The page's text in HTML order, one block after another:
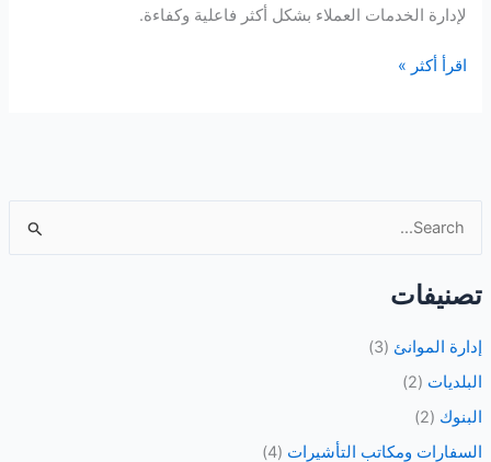
ح
ث
ع
ن
تصنيفات
إدارة الموانئ (3)
البلديات (2)
البنوك (2)
السفارات ومكاتب التأشيرات (4)
لإدارة الخدمات العملاء بشكل أكثر فاعلية وكفاءة.
نظام
اقرأ أكثر »